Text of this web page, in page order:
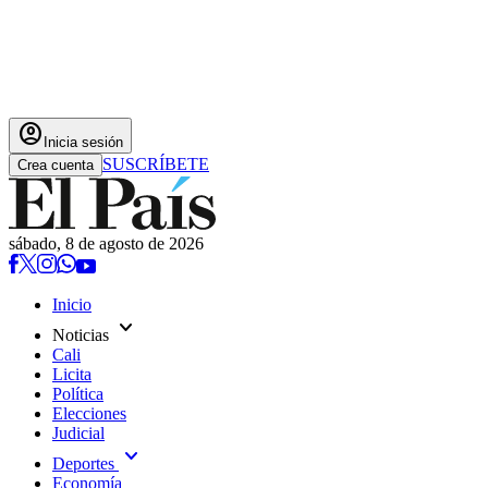
account_circle Inicia sesión
Crea cuenta SUSCRÍBETE
sábado, 8 de agosto de 2026
Inicio
Noticias expand_more
Cali
Licita
Política
Elecciones
Judicial
Deportes expand_more
Economía